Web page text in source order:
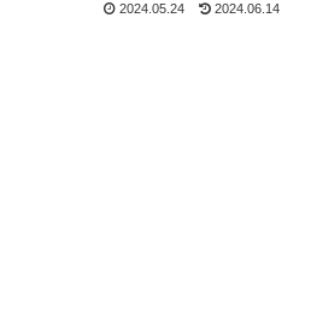
2024.05.24 2024.06.14